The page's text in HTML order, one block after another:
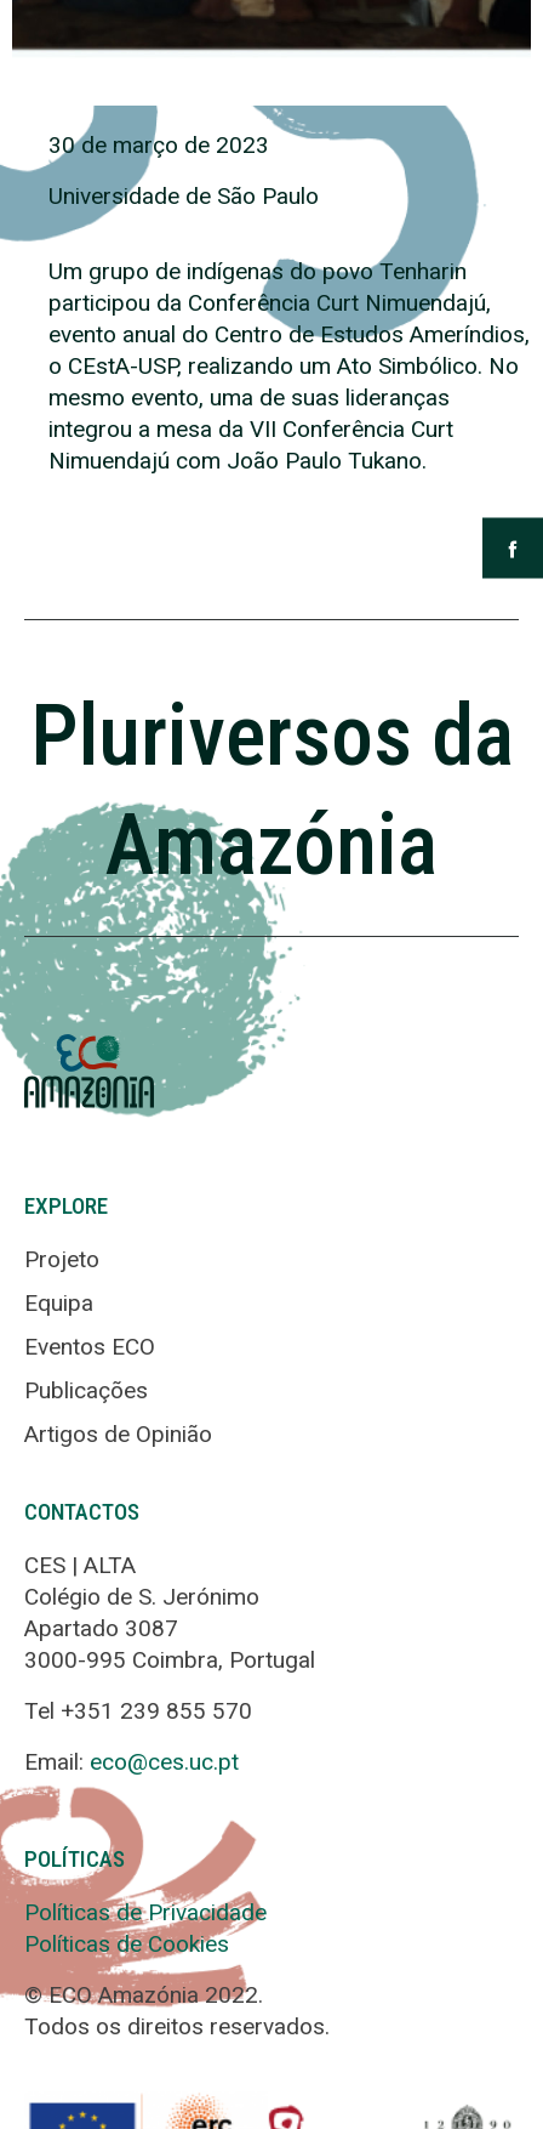
30 de março de 2023
Universidade de São Paulo
Um grupo de indígenas do povo Tenharin
participou da Conferência Curt Nimuendajú,
evento anual do Centro de Estudos Ameríndios,
o CEstA-USP, realizando um Ato Simbólico. No
mesmo evento, uma de suas lideranças
integrou a mesa da VII Conferência Curt
Nimuendajú com João Paulo Tukano.
Pluriversos da
Amazónia
EXPLORE
Projeto
Equipa
Eventos ECO
Publicações
Artigos de Opinião
CONTACTOS
CES | ALTA
Colégio de S. Jerónimo
Apartado 3087
3000-995 Coimbra, Portugal
Tel +351 239 855 570
Email: eco@ces.uc.pt
POLÍTICAS
Políticas de Privacidade
Políticas de Cookies
© ECO Amazónia 2022.
Todos os direitos reservados.